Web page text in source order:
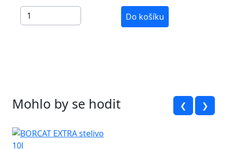
Do košíku
Mohlo by se hodit ❮ ❯